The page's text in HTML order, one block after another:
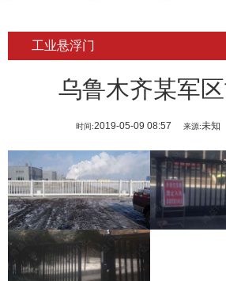
工业悬浮门
乌鲁木齐某军
时间:2019-05-09 08:57 来源:未知